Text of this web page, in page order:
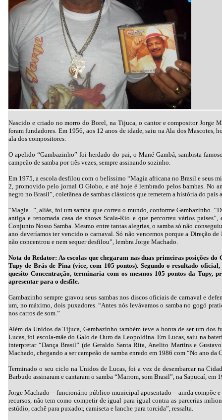
Nascido e criado no morro do Borel, na Tijuca, o cantor e compositor Jorge
foram fundadores. Em 1956, aos 12 anos de idade, saiu na Ala dos
ala dos compositores.
O apelido “Gambazinho” foi herdado do pai, o Mané Gambá, sambista
campeão de samba por três vezes, sempre assinando sozinho.
Em 1975, a escola desfilou com o belíssimo “Magia africana no Brasil e seus
2, promovido pelo jornal O Globo, e até hoje é lembrado pelos bambas. No
negro no Brasil”, coletânea de sambas clássicos que remetem a história do
“Magia...”, aliás, foi um samba que correu o mundo, conforme Gambazinho.
antiga e renomada casa de shows Scala-Rio e que percorreu vários
Conjunto Nosso Samba. Mesmo entre tantas alegrias, o samba só não
ano deveríamos ter vencido o carnaval. Só não vencemos porque a Direção
não concentrou e nem sequer desfilou”, lembra Jorge Machado.
Nota do Redator: As escolas que chegaram nas duas primeiras posições
Tupy de Brás de Pina (vice, com 105 pontos). Segundo o resultado
quesito Concentração, terminaria com os mesmos 105 pontos da Tupy,
apresentar para o desfile.
Gambazinho sempre gravou seus sambas nos discos oficiais de carnaval e
um, no máximo, dois puxadores. “Antes nós levávamos o samba no gogó
nos carros de som.”
Além da Unidos da Tijuca, Gambazinho também teve a honra de ser um dos
Lucas, foi escola-mãe do Galo de Ouro da Leopoldina. Em Lucas, saiu na
interpretar “Dança Brasil” (de Geraldo Santa Rita, Anelito Martins e
Machado, chegando a ser campeão de samba enredo em 1986 com “No ano da
Terminado o seu ciclo na Unidos de Lucas, foi a vez de desembarcar na
Barbudo assinaram e cantaram o samba “Marrom, som Brasil”, na Sapucaí, em
Jorge Machado – funcionário público municipal aposentado – ainda compõe
recursos, não tem como competir de igual para igual contra as parcerias
estúdio, cachê para puxador, camiseta e lanche para torcida”, ressalta.